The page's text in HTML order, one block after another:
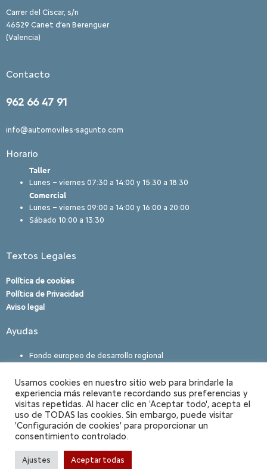
Carrer del Ciscar, s/n
46529 Canet d’en Berenguer
(Valencia)
Contacto
962 66 47 91
info@automoviles-sagunto.com
Horario
Taller
Lunes – viernes 07:30 a 14:00 y 15:30 a 18:30
Comercial
Lunes – viernes 09:00 a 14:00 y 16:00 a 20:00
Sábado 10:00 a 13:30
Textos Legales
Política de cookies
Política de Privacidad
Aviso legal
Ayudas
Fondo europeo de desarrollo regional
© 2022 – Automóviles Sagunto S.A. © Todos los derechos
reservados.
Usamos cookies en nuestro sitio web para brindarle la
experiencia más relevante recordando sus preferencias y
visitas repetidas. Al hacer clic en 'Aceptar todo', acepta el
uso de TODAS las cookies. Sin embargo, puede visitar
'Configuración de cookies' para proporcionar un
consentimiento controlado.
Ajustes Aceptar todas